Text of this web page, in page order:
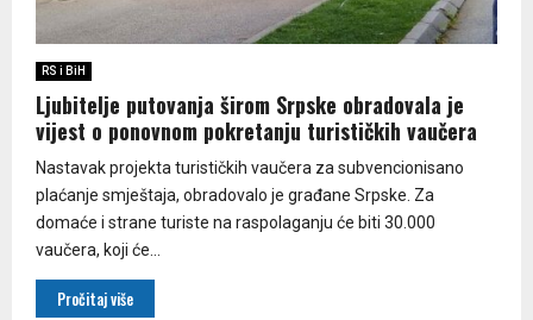
RS i BiH
Ljubitelje putovanja širom Srpske obradovala je
vijest o ponovnom pokretanju turističkih vaučera
Nastavak projekta turističkih vaučera za subvencionisano
plaćanje smještaja, obradovalo je građane Srpske. Za
domaće i strane turiste na raspolaganju će biti 30.000
vaučera, koji će...
Pročitaj više